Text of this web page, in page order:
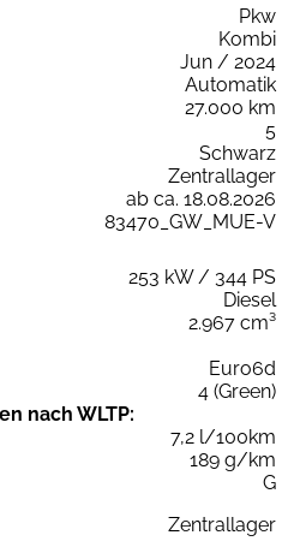
Pkw
Kombi
Jun / 2024
Automatik
27.000 km
5
Schwarz
Zentrallager
ab ca. 18.08.2026
83470_GW_MUE-V
253 kW / 344 PS
Diesel
2.967 cm³
Euro6d
4 (Green)
nach WLTP:
7,2 l/100km
189 g/km
G
Zentrallager